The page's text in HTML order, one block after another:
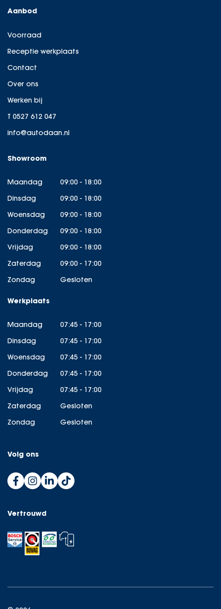
Aanbod
Voorraad
Receptie werkplaats
Contact
Over ons
Werken bij
T 0527 612 047
info@autodaan.nl
Showroom
Maandag
09:00 - 18:00
Dinsdag
09:00 - 18:00
Woensdag
09:00 - 18:00
Donderdag
09:00 - 18:00
Vrijdag
09:00 - 18:00
Zaterdag
09:00 - 17:00
Zondag
Gesloten
Werkplaats
Maandag
07:45 - 17:00
Dinsdag
07:45 - 17:00
Woensdag
07:45 - 17:00
Donderdag
07:45 - 17:00
Vrijdag
07:45 - 17:00
Zaterdag
Gesloten
Zondag
Gesloten
Volg ons
Vertrouwd